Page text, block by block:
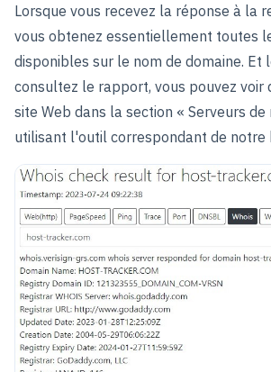
Lorsque vous recevez la réponse à la
vous obtenez essentiellement toutes
disponibles sur le nom de domaine. Et
consultez le rapport, vous pouvez voir
site Web dans la section « Serveurs de
utilisant l'outil correspondant de notre